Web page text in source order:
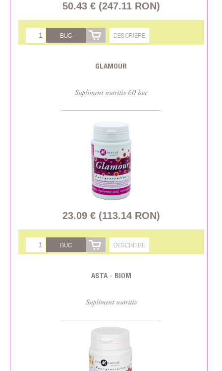
50.43 € (247.11 RON)
BUC DESCRIERE
GLAMOUR
Supliment nutritiv 60 buc
23.09 € (113.14 RON)
BUC DESCRIERE
ASTA - BIOM
Supliment nutritiv